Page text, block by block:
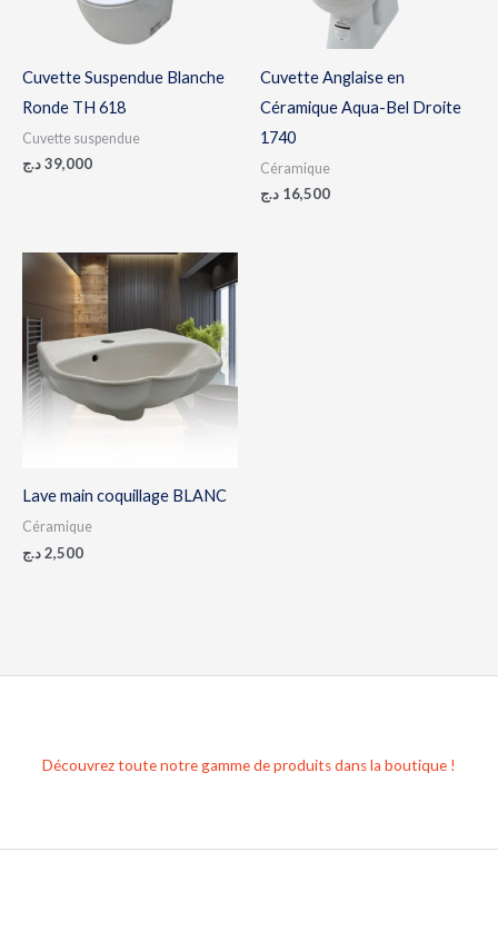
Cuvette Suspendue Blanche
Ronde TH 618
Cuvette suspendue
39,000د.ج
Cuvette Anglaise en
Céramique Aqua-Bel Droite
1740
Céramique
16,500 د.ج
Lave main coquillage BLANC
Céramique
2,500د.ج
Découvrez toute notre gamme de produits dans la boutique !